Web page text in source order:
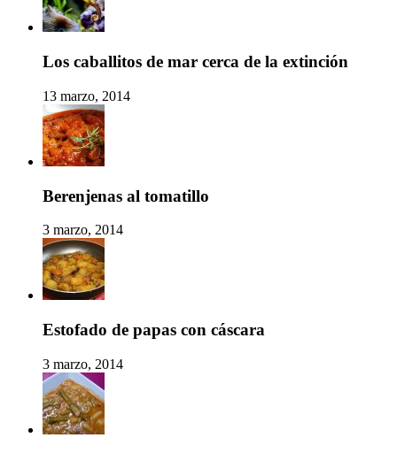
Los caballitos de mar cerca de la extinción
13 marzo, 2014
Berenjenas al tomatillo
3 marzo, 2014
Estofado de papas con cáscara
3 marzo, 2014